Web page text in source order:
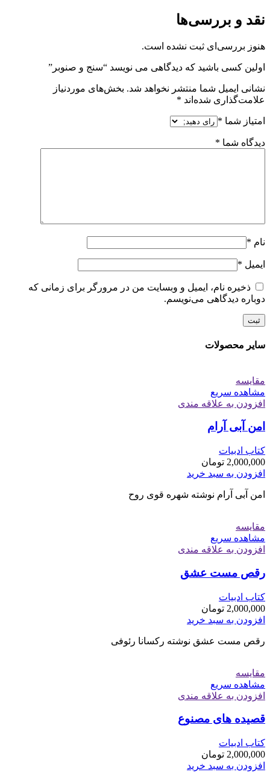
نقد و بررسی‌ها
هنوز بررسی‌ای ثبت نشده است.
اولین کسی باشید که دیدگاهی می نویسد “سنج و صنوبر”
نشانی ایمیل شما منتشر نخواهد شد. بخش‌های موردنیاز
علامت‌گذاری شده‌اند *
امتیاز شما *
دیدگاه شما *
نام *
ایمیل *
ذخیره نام، ایمیل و وبسایت من در مرورگر برای زمانی که
دوباره دیدگاهی می‌نویسم.
سایر محصولات
مقایسه
مشاهده سریع
افزودن به علاقه مندی
امن آبی آرام
کتاب ادبیات
2,000,000 تومان
افزودن به سبد خرید
امن آبی آرام نوشته شهره قوی روح
مقایسه
مشاهده سریع
افزودن به علاقه مندی
رقص مست عشق
کتاب ادبیات
2,000,000 تومان
افزودن به سبد خرید
رقص مست عشق نوشته رکسانا رئوفی
مقایسه
مشاهده سریع
افزودن به علاقه مندی
قصیده های مصنوع
کتاب ادبیات
2,000,000 تومان
افزودن به سبد خرید